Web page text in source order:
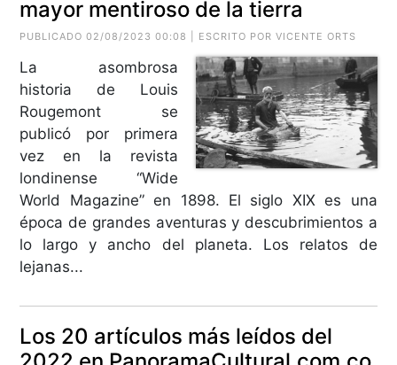
mayor mentiroso de la tierra
PUBLICADO 02/08/2023 00:08 | ESCRITO POR VICENTE ORTS
La asombrosa
historia de Louis
Rougemont se
publicó por primera
vez en la revista
londinense “Wide
World Magazine” en 1898. El siglo XIX es una
época de grandes aventuras y descubrimientos a
lo largo y ancho del planeta. Los relatos de
lejanas...
Los 20 artículos más leídos del